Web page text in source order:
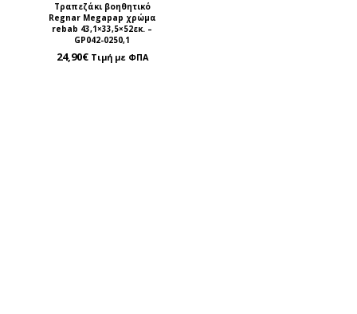
Τραπεζάκι βοηθητικό
Regnar Megapap χρώμα
rebab 43,1×33,5×52εκ. –
GP042-0250,1
24,90€ Τιμή με ΦΠΑ